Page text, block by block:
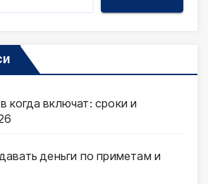
когда включат: сроки и
деньги по приметам и